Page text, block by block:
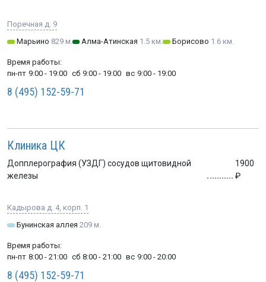
Поречная д. 9
Марьино 829 м. Алма-Атинская 1.5 км. Борисово 1.6 км.
Время работы:
пн-пт 9:00 - 19:00 сб 9:00 - 19:00 вс 9:00 - 19:00
8 (495) 152-59-71
Клиника ЦК
Допплерография (УЗДГ) сосудов щитовидной
железы
1900
Кадырова д. 4, корп. 1
Бунинская аллея 209 м.
Время работы:
пн-пт 8:00 - 21:00 сб 8:00 - 21:00 вс 9:00 - 20:00
8 (495) 152-59-71